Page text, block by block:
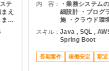
テ
え
で
全
検
内 容：
・業務システム
細設計 ・プログ
施 ・クラウド環
・データ移行に
スキル：Java , SQL ,
Spring Boot
長期案件 稼働安定 駅近